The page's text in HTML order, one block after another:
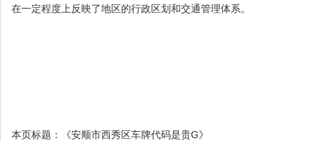
在一定程度上反映了地区的行政区划和交通管理体系。
本页标题：
《安顺市西秀区车牌代码是贵G》